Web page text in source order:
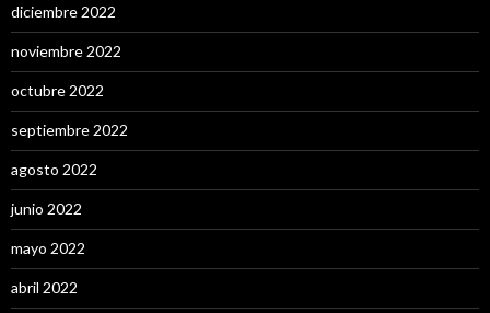
diciembre 2022
noviembre 2022
octubre 2022
septiembre 2022
agosto 2022
junio 2022
mayo 2022
abril 2022